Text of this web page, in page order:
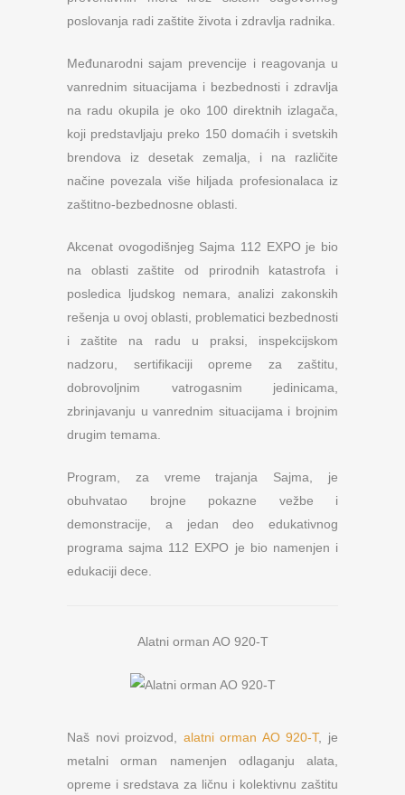
poslovanja radi zaštite života i zdravlja radnika.
Međunarodni sajam prevencije i reagovanja u
vanrednim situacijama i bezbednosti i zdravlja
na radu okupila je oko 100 direktnih izlagača,
koji predstavljaju preko 150 domaćih i svetskih
brendova iz desetak zemalja, i na različite
načine povezala više hiljada profesionalaca iz
zaštitno-bezbednosne oblasti.
Akcenat ovogodišnjeg Sajma 112 EXPO je bio
na oblasti zaštite od prirodnih katastrofa i
posledica ljudskog nemara, analizi zakonskih
rešenja u ovoj oblasti, problematici bezbednosti
i zaštite na radu u praksi, inspekcijskom
nadzoru, sertifikaciji opreme za zaštitu,
dobrovoljnim vatrogasnim jedinicama,
zbrinjavanju u vanrednim situacijama i brojnim
drugim temama.
Program, za vreme trajanja Sajma, je
obuhvatao brojne pokazne vežbe i
demonstracije, a jedan deo edukativnog
programa sajma 112 EXPO je bio namenjen i
edukaciji dece.
Alatni orman AO 920-T
Naš novi proizvod, alatni orman AO 920-T, je
metalni orman namenjen odlaganju alata,
opreme i sredstava za ličnu i kolektivnu zaštitu